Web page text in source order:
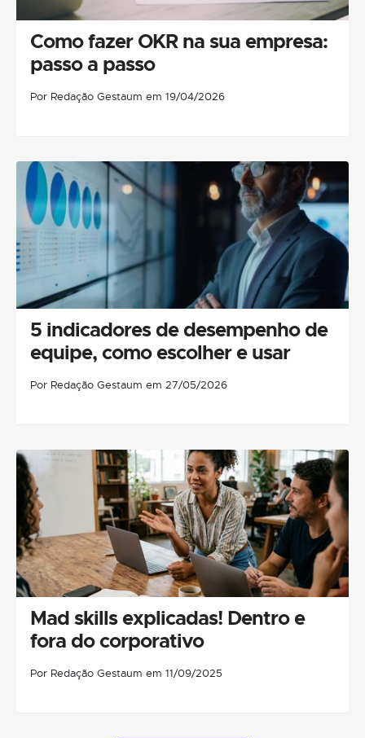
Como fazer OKR na sua empresa:
passo a passo
Por Redação Gestaum em 19/04/2026
5 indicadores de desempenho de
equipe, como escolher e usar
Por Redação Gestaum em 27/05/2026
Mad skills explicadas! Dentro e
fora do corporativo
Por Redação Gestaum em 11/09/2025